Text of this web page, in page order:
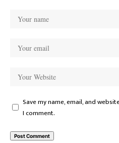
Save my name, email, and
I comment.